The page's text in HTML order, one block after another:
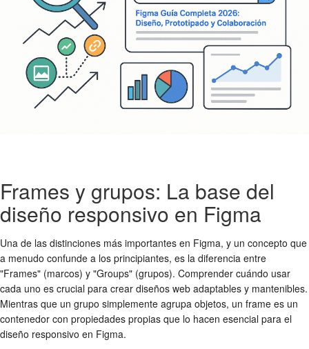
Frames y grupos: La base del
diseño responsivo en Figma
Una de las distinciones más importantes en Figma, y un concepto que
a menudo confunde a los principiantes, es la diferencia entre
"Frames" (marcos) y "Groups" (grupos). Comprender cuándo usar
cada uno es crucial para crear diseños web adaptables y mantenibles.
Mientras que un grupo simplemente agrupa objetos, un frame es un
contenedor con propiedades propias que lo hacen esencial para el
diseño responsivo en Figma.